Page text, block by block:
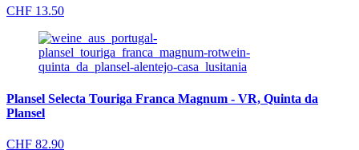
CHF 13.50
Plansel Selecta Touriga Franca Magnum - VR, Quinta da
Plansel
CHF 82.90